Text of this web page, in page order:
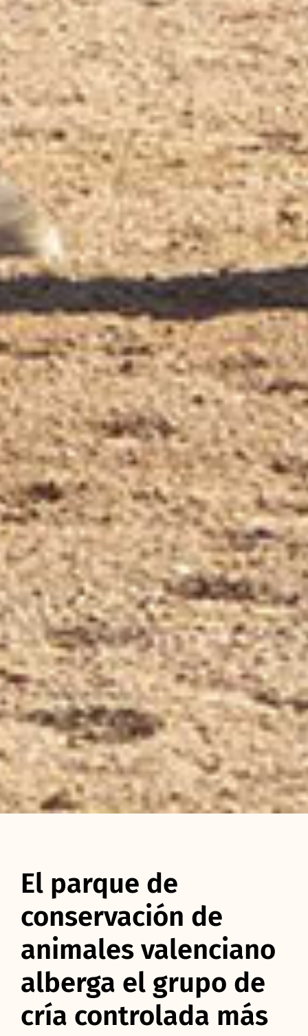
El parque de
conservación de
animales valenciano
alberga el grupo de
cría controlada más